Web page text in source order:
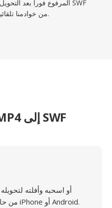
من خوادمنا تلقائياً خلال 24 ساعة.
كيفية تحويل MP4 إلى SWF